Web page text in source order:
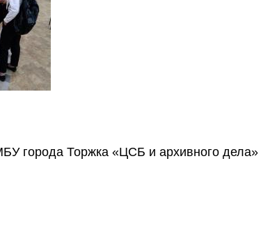
города Торжка «ЦСБ и архивного дела»